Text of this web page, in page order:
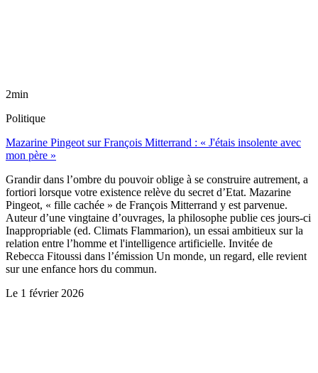
2min
Politique
Mazarine Pingeot sur François Mitterrand : « J'étais insolente avec
mon père »
Grandir dans l’ombre du pouvoir oblige à se construire autrement, a
fortiori lorsque votre existence relève du secret d’Etat. Mazarine
Pingeot, « fille cachée » de François Mitterrand y est parvenue.
Auteur d’une vingtaine d’ouvrages, la philosophe publie ces jours-ci
Inappropriable (ed. Climats Flammarion), un essai ambitieux sur la
relation entre l’homme et l'intelligence artificielle. Invitée de
Rebecca Fitoussi dans l’émission Un monde, un regard, elle revient
sur une enfance hors du commun.
Le 1 février 2026